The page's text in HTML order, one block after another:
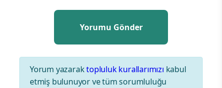
Yorum yazaraktopluluk kurallarımızı kabul
etmiş bulunuyor ve tüm sorumluluğu